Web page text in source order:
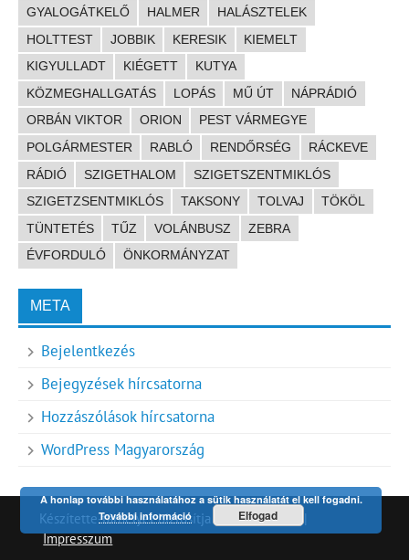
GYALOGÁTKELŐ
HALMER
HALÁSZTELEK
HOLTTEST
JOBBIK KERESIK
KIEMELT
KIGYULLADT
KIÉGETT
KUTYA
KÖZMEGHALLGATÁS
LOPÁS MŰ ÚT
NÁPRÁDIÓ
ORBÁN VIKTOR
ORION
PEST VÁRMEGYE
POLGÁRMESTER
RABLÓ RENDŐRSÉG
RÁCKEVE
RÁDIÓ
SZIGETHALOM
SZIGETSZENTMIKLÓS
SZIGETZSENTMIKLÓS
TAKSONY TOLVAJ
TÖKÖL
TÜNTETÉS
TŰZ VOLÁNBUSZ
ZEBRA
ÉVFORDULÓ
ÖNKORMÁNYZAT
META
Bejelentkezés
Bejegyzések hírcsatorna
Hozzászólások hírcsatorna
WordPress Magyarország
Készítette-tárhelyet biztosítja HDR technet
|
Impresszum
A honlap további használatához a sütik használatát el kell fogadni.
További információ
Elfogad